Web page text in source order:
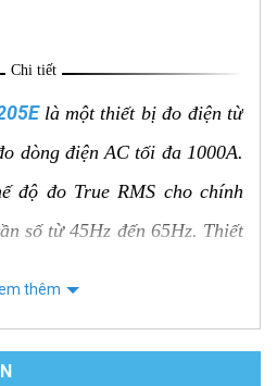
Chi tiết
là một thiết bị đo điện từ
dòng điện AC tối đa 1000A.
độ đo True RMS cho chính
số từ 45Hz đến 65Hz. Thiết
cổng USB. UNI-T UT205E
thêm